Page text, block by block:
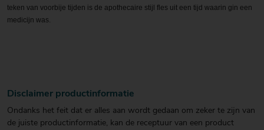
teken van voorbije tijden is de apothecaire stijl fles uit een tijd waarin gin een
medicijn was.
Disclaimer productinformatie
Ondanks het feit dat er alles aan wordt gedaan om zeker te zijn van
de juiste productinformatie, kan de receptuur van een product